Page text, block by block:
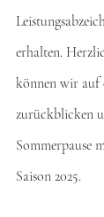
erhalten.
können wir auf
zurückblicken
Sommerpause
Saison 2025.